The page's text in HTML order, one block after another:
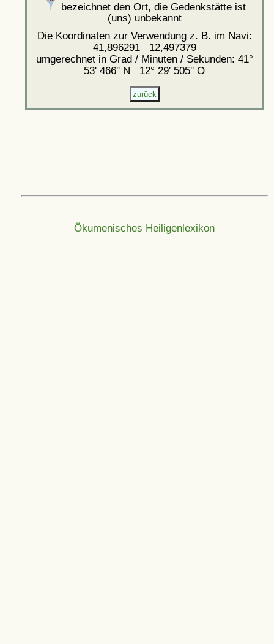
bezeichnet den Ort, die Gedenkstätte ist
(uns) unbekannt
Die Koordinaten zur Verwendung z. B. im Navi:
41,896291 12,497379
umgerechnet in Grad / Minuten / Sekunden: 41°
53' 466'' N 12° 29' 505'' O
Ökumenisches Heiligenlexikon